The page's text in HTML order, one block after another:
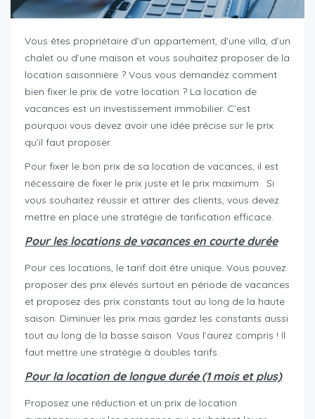
Vous êtes propriétaire d’un appartement, d’une villa, d’un
chalet ou d’une maison et vous souhaitez proposer de la
location saisonnière ? Vous vous demandez comment
bien fixer le prix de votre location ? La location de
vacances est un investissement immobilier. C’est
pourquoi vous devez avoir une idée précise sur le prix
qu’il faut proposer.
Pour fixer le bon prix de sa location de vacances, il est
nécessaire de fixer le prix juste et le prix maximum. Si
vous souhaitez réussir et attirer des clients, vous devez
mettre en place une stratégie de tarification efficace.
Pour les locations de vacances en courte durée
Pour ces locations, le tarif doit être unique. Vous pouvez
proposer des prix élevés surtout en période de vacances
et proposez des prix constants tout au long de la haute
saison. Diminuer les prix mais gardez les constants aussi
tout au long de la basse saison. Vous l’aurez compris ! Il
faut mettre une stratégie à doubles tarifs.
Pour la location de longue durée (1 mois et plus)
Proposez une réduction et un prix de location